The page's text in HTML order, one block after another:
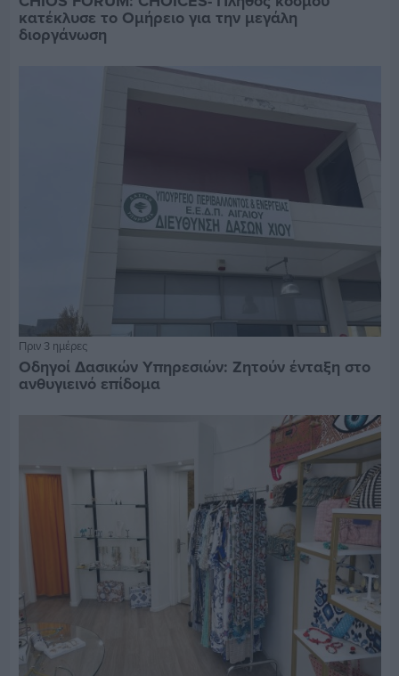
κατέκλυσε το Ομήρειο για την μεγάλη
διοργάνωση
Πριν 3 ημέρες
Οδηγοί Δασικών Υπηρεσιών: Ζητούν ένταξη στο
ανθυγιεινό επίδομα